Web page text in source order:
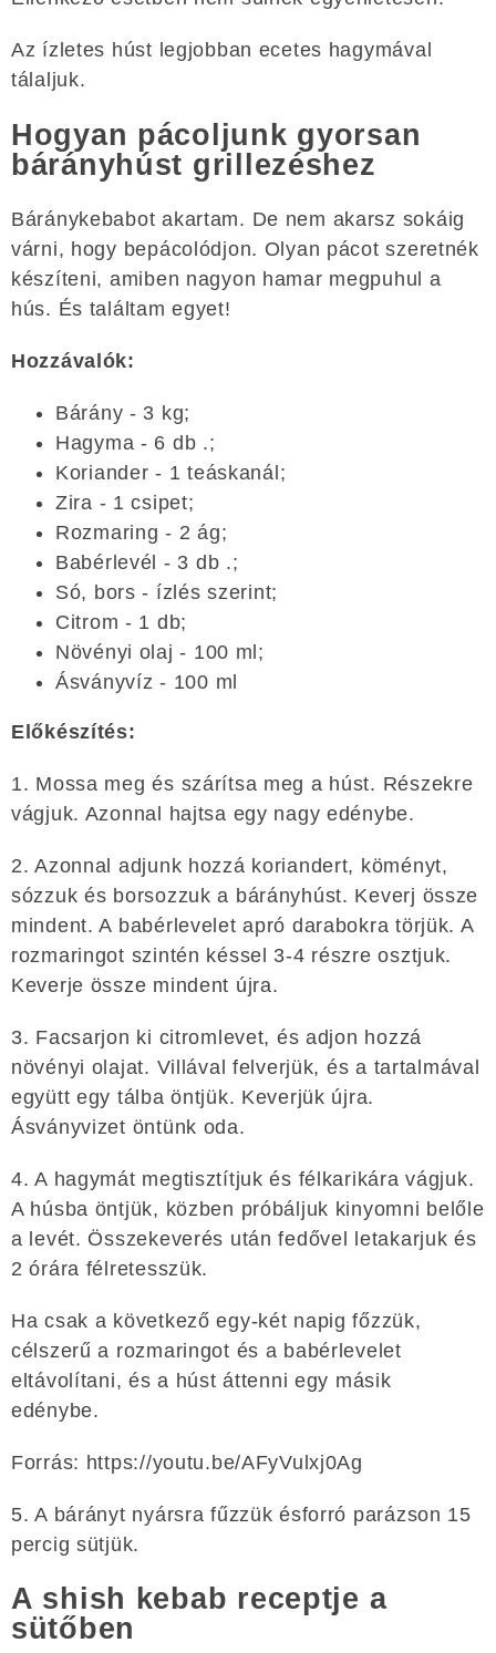
Az ízletes húst legjobban ecetes hagymával
tálaljuk.
Hogyan pácoljunk gyorsan
bárányhúst grillezéshez
Báránykebabot akartam. De nem akarsz sokáig
várni, hogy bepácolódjon. Olyan pácot szeretnék
készíteni, amiben nagyon hamar megpuhul a
hús. És találtam egyet!
Hozzávalók:
Bárány - 3 kg;
Hagyma - 6 db .;
Koriander - 1 teáskanál;
Zira - 1 csipet;
Rozmaring - 2 ág;
Babérlevél - 3 db .;
Só, bors - ízlés szerint;
Citrom - 1 db;
Növényi olaj - 100 ml;
Ásványvíz - 100 ml
Előkészítés:
1. Mossa meg és szárítsa meg a húst. Részekre
vágjuk. Azonnal hajtsa egy nagy edénybe.
2. Azonnal adjunk hozzá koriandert, köményt,
sózzuk és borsozzuk a bárányhúst. Keverj össze
mindent. A babérlevelet apró darabokra törjük. A
rozmaringot szintén késsel 3-4 részre osztjuk.
Keverje össze mindent újra.
3. Facsarjon ki citromlevet, és adjon hozzá
növényi olajat. Villával felverjük, és a tartalmával
együtt egy tálba öntjük. Keverjük újra.
Ásványvizet öntünk oda.
4. A hagymát megtisztítjuk és félkarikára vágjuk.
A húsba öntjük, közben próbáljuk kinyomni belőle
a levét. Összekeverés után fedővel letakarjuk és
2 órára félretesszük.
Ha csak a következő egy-két napig főzzük,
célszerű a rozmaringot és a babérlevelet
eltávolítani, és a húst áttenni egy másik
edénybe.
Forrás: https://youtu.be/AFyVulxj0Ag
5. A bárányt nyársra fűzzük ésforró parázson 15
percig sütjük.
A shish kebab receptje a
sütőben